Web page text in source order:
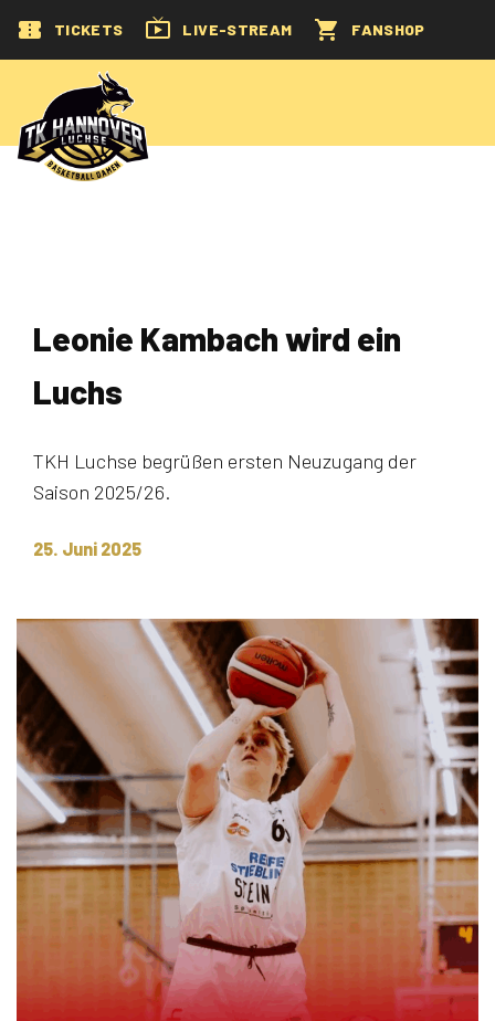
TICKETS LIVE-STREAM FANSHOP
Leonie Kambach wird ein
Luchs
TKH Luchse begrüßen ersten Neuzugang der
Saison 2025/26.
25. Juni 2025